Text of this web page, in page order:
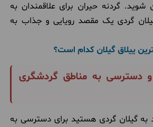
شوید. گردنه حیران برای علاقمندان به
گردی یک مقصد رویایی و جذاب به
ییلاق گیلان کدام است؟
و دسترسی به مناطق گردشگری
به گیلان گردی هستید برای دسترسی به